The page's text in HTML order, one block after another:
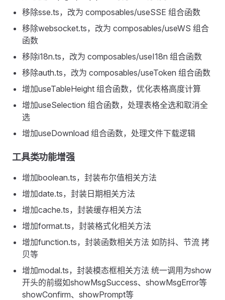
移除sse.ts，改为 composables/useSSE 组合函数
移除websocket.ts，改为 composables/useWS 组合
函数
移除i18n.ts，改为 composables/useI18n 组合函数
移除auth.ts，改为 composables/useToken 组合函数
增加useTableHeight 组合函数，优化表格高度计算
增加useSelection 组合函数，处理表格全选和取消全
选
增加useDownload 组合函数，处理文件下载逻辑
工具类功能增强
增加boolean.ts，封装布尔值相关方法
增加date.ts，封装日期相关方法
增加cache.ts，封装缓存相关方法
增加format.ts，封装格式化相关方法
增加function.ts，封装函数相关方法 如防抖、节流 拷
贝等
增加modal.ts，封装模态框相关方法 统一调用为show
开头的前缀如showMsgSuccess、showMsgError等
showConfirm、showPrompt等